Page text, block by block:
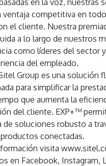
en la voz, nuestras
ventaja competitiva en
el cliente. Nuestra
a lo largo de nuestros
como líderes del sector
del empleado.
Group es una solución
para simplificar la
que aumenta la
del cliente. EXP+™
de soluciones robusto a
conectadas.
visita
en Facebook, Instagram,